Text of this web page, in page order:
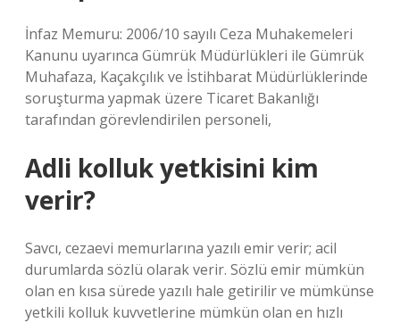
İnfaz Memuru: 2006/10 sayılı Ceza Muhakemeleri
Kanunu uyarınca Gümrük Müdürlükleri ile Gümrük
Muhafaza, Kaçakçılık ve İstihbarat Müdürlüklerinde
soruşturma yapmak üzere Ticaret Bakanlığı
tarafından görevlendirilen personeli,
Adli kolluk yetkisini kim
verir?
Savcı, cezaevi memurlarına yazılı emir verir; acil
durumlarda sözlü olarak verir. Sözlü emir mümkün
olan en kısa sürede yazılı hale getirilir ve mümkünse
yetkili kolluk kuvvetlerine mümkün olan en hızlı